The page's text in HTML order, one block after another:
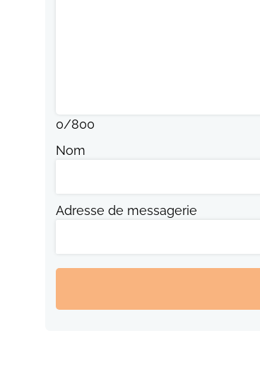
0/800
Nom
Adresse de messagerie